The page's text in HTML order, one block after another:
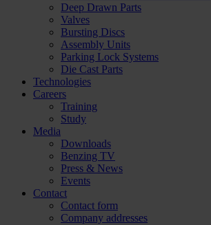
Deep Drawn Parts
Valves
Bursting Discs
Assembly Units
Parking Lock Systems
Die Cast Parts
Technologies
Careers
Training
Study
Media
Downloads
Benzing TV
Press & News
Events
Contact
Contact form
Company addresses